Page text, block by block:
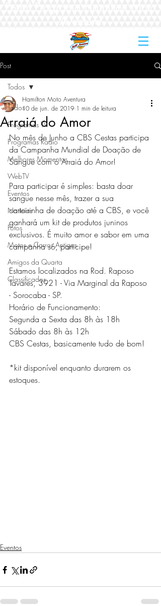
Post
Todos
Programas TV
Programas Rádio
Melhores Momentos
WebTV
Eventos
Notícias
Fotos
Motos e Carros Antigos
Amigos da Quarta
Classificados
Todos
Arraiá do Amor
Hamilton Moto Aventura
10 de jun. de 2019 1 min de leitura
No mês de Junho a CBS Cestas participa
da Campanha Mundial de Doação de
Sangue com o Arraiá do Amor!
Para participar é simples: basta doar
sangue nesse mês, trazer a sua
carteirinha de doação até a CBS, e você
ganhará um kit de produtos juninos
exclusivos. É muito amor e sabor em uma
campanha só, participe!
Estamos localizados na Rod. Raposo
Tavares, 3921 - Via Marginal da Raposo
- Sorocaba - SP.
Horário de Funcionamento:
Segunda a Sexta das 8h às 18h
Sábado das 8h às 12h
CBS Cestas, basicamente tudo de bom!
*kit disponível enquanto durarem os
estoques.
Eventos